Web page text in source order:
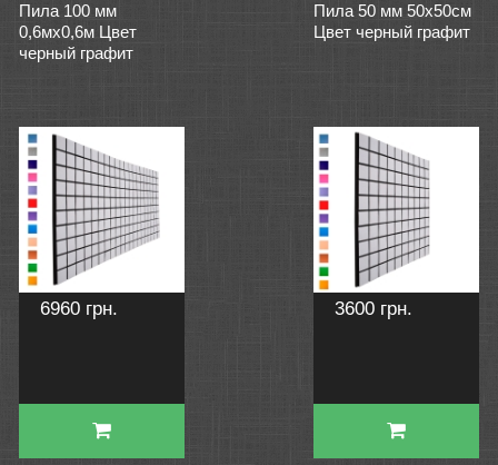
Пила 100 мм
0,6мх0,6м Цвет
черный графит
Пила 50 мм 50х50см
Цвет черный графит
6960 грн. 3600 грн.